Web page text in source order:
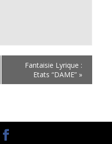
Fantaisie Lyrique :
Etats “DAME” »